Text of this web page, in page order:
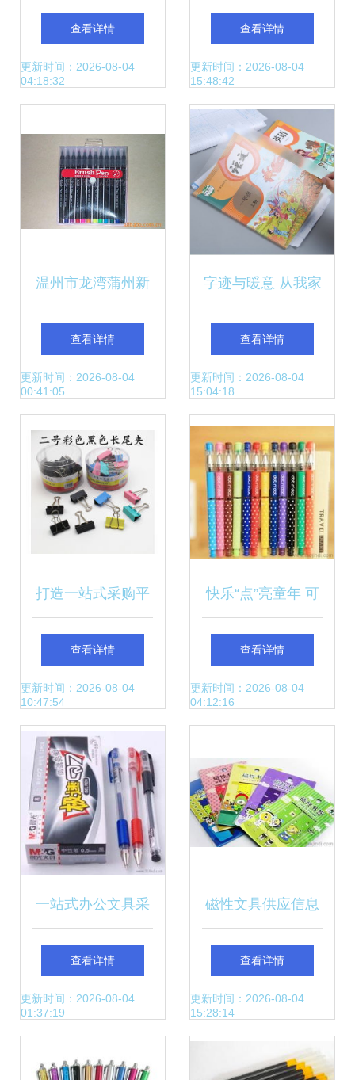
品批发 多功能物资
与高效采购渠道分
查看详情
更新时间：2026-08-04
04:18:32
杆 爱华PP熊圆规
套尺组合选品方向
规划与供应商策略
查看详情
更新时间：2026-08-04
15:48:42
温州市龙湾蒲州新
大创文具加工厂画
笔产品列表及批发
查看详情
更新时间：2026-08-04
00:41:05
字迹与暖意 从我家
生产线走出的微小
诗篇
查看详情
更新时间：2026-08-04
15:04:18
打造一站式采购平
台 文具用品批发市
场的机遇与布局
查看详情
更新时间：2026-08-04
10:47:54
快乐“点”亮童年 可
爱点批发与文具用
品新潮趋势
查看详情
更新时间：2026-08-04
04:12:16
一站式办公文具采
购指南 批发、价格
与选品要点
查看详情
更新时间：2026-08-04
01:37:19
磁性文具供应信息
与批发价格指南
查看详情
更新时间：2026-08-04
15:28:14